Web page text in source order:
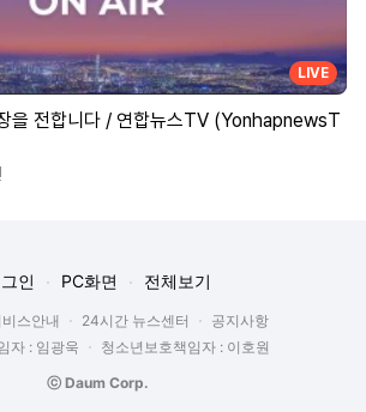
LIVE
을 전합니다 / 연합뉴스TV (YonhapnewsT
인 PC화면 전체보기
스안내 24시간 뉴스센터
공지사항
자 : 임광욱
청소년보호책임자 : 이호원
ⓒ Daum Corp.